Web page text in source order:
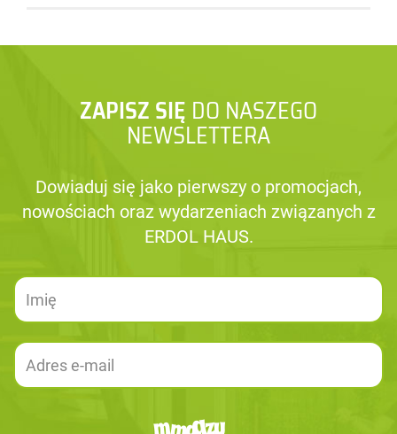
ZAPISZ SIĘ DO NASZEGO
NEWSLETTERA
Dowiaduj się jako pierwszy o promocjach,
nowościach oraz wydarzeniach związanych z
ERDOL HAUS.